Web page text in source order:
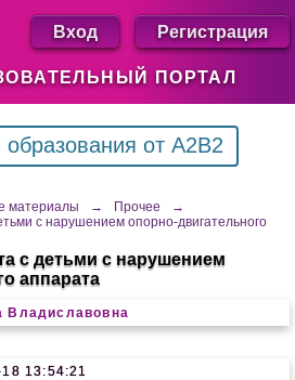
ПОРТАЛ
Вход Регистрация
образования от A2B2
материалы → Прочее
→
с нарушением опорно-двигательного
с детьми с нарушением
аппарата
Владиславовна
13:54:21